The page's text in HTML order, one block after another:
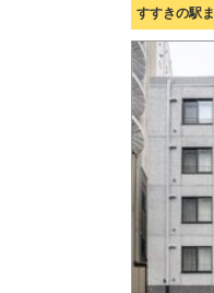
すすきの駅